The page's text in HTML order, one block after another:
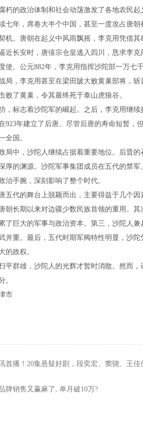
朽的政治体制和社会动荡激发了各地农民
七年，席卷大半个中国，甚至一度攻占唐
机。唐朝在起义中风雨飘摇，李克用凭借其
近长安时，唐僖宗仓皇逃入四川，恳求李
使。公元882年，李克用指挥沙陀部一万七
局，李克用甚至在梁田陂大败黄巢部将，
败了黄巢，令其最终死于泰山虎狼谷。
，标志着沙陀军的崛起。之后，李克用继
923年建立了后唐。尽管后唐的寿命短暂，
全国。
局中，沙陀人继续占据着重要地位。后晋
厚的渊源。沙陀军事集团成员在五代的禁
治手腕，深刻影响了整个时代。
五代的舞台上脱颖而出，主要得益于几个
朝长期以来对边疆少数民族首领的重用。
了巨大的军事与政治资本。第三，沙陀人
并重。最后，五代时期军阀特性明显，沙
的政权。
平群雄，沙陀人的光辉才暂时消散。然而
。
市
首播！20集悬疑好剧，段奕宏、窦骁、王佳
牌销售又赢麻了, 单月破10万?